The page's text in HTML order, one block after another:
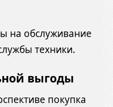
на обслуживание
техники.
выгоды
покупка